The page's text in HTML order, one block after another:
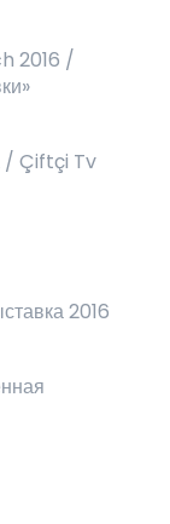
2016 /
/ Çiftçi Tv
2016